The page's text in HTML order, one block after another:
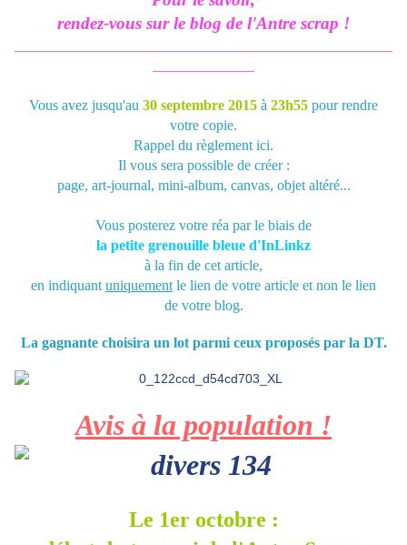
rendez-vous sur le blog de l'Antre scrap !
Vous avez jusqu'au 30 septembre 2015 à 23h55 pour rendre
votre copie.
Rappel du règlement ici.
Il vous sera possible de créer :
page, art-journal, mini-album, canvas, objet altéré...
Vous posterez votre réa par le biais de
la petite grenouille bleue d'InLinkz
à la fin de cet article,
en indiquant uniquement le lien de votre article et non le lien
de votre blog.
La gagnante choisira un lot parmi ceux proposés par la DT.
Avis à la population !
Le 1er octobre :